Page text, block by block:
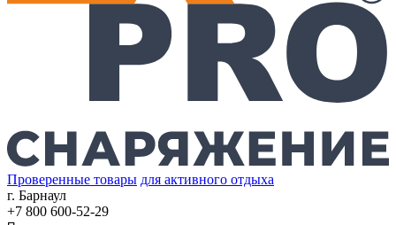
Проверенные товары для активного отдыха
г. Барнаул
+7 800 600-52-29